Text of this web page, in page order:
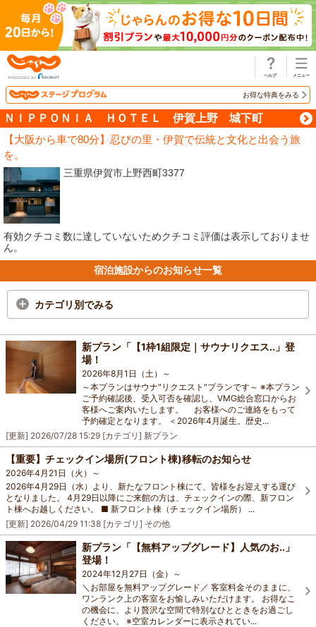
お得な特典をみる
ＮＩＰＰＯＮＩＡ ＨＯＴＥＬ 伊賀上野 城下町
【大阪から車で80分】忍びの里・伊賀で伝統と文化と出会う旅
を。
三重県伊賀市上野西町3377
有効クチコミ数に達していないためクチコミ評価は表示しておりませ
ん。
宿泊施設からのお知らせ一覧
カテゴリ別でみる
新プラン「【1枠1組限定｜サウナリクエス..」登
場！
2026年8月1日（土）～
～本プランはサウナ"リクエスト"プランです～ ※本プラン
ご予約確認後、受入可否を確認し、VMG総合窓口からお
客様へご案内いたします。 お客様へのご連絡をもって
予約確定となります。 ＜2026年4月誕生。歴史...
[更新] 2026/07/28 15:29 [カテゴリ] 新プラン
【重要】チェックイン場所(フロント棟)移転のお知らせ
2026年4月21日（火）～
2026年4月29日（水）より、新たなフロント棟にて、皆様をお迎えする運び
となりました。 4月29日以降にご来館の方は、チェックインの際、新フロン
ト棟へお越しください。 ■ 新フロント棟（チェックイン場所） ...
[更新] 2026/04/29 11:38 [カテゴリ] その他
新プラン「【無料アップグレード】人気のお..」
登場！
2024年12月27日（金）～
＼お部屋を無料アップグレード／ 客室料金そのままに、
ワンランク上の客室をお愉しみいただけます。 お得なこ
の機会に、より贅沢な空間で特別なひとときをお過ごし
ください。 ※空室カレンダーに表示されてい...